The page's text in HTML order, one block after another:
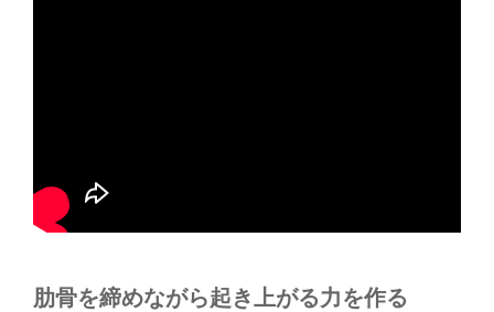
肋骨を締めながら起き上がる力を作る